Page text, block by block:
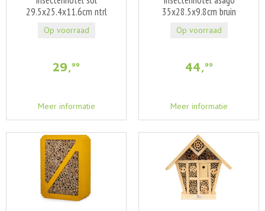
29.5x25.4x11.6cm ntrl
29,99
Meer informatie
Op voorraad
35x28.5x9.8cm bruin
44,99
Meer informatie
Op voorraad